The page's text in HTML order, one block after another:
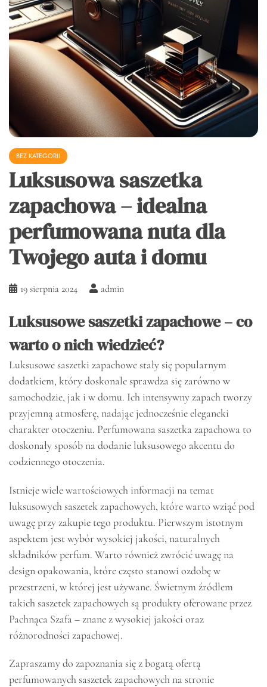
BEZ KATEGORII
Luksusowa saszetka
zapachowa – idealna
perfumowana nuta dla
Twojego auta i domu
19 sierpnia 2024 admin
Luksusowe saszetki zapachowe – co
warto o nich wiedzieć?
Luksusowe saszetki zapachowe stały się popularnym
dodatkiem, który doskonale sprawdza się zarówno w
samochodzie, jak i w domu. Ich intensywny zapach tworzy
przyjemną atmosferę, nadając jednocześnie elegancki
charakter otoczeniu. Perfumowana saszetka zapachowa to
doskonały sposób na dodanie luksusowego akcentu do
codziennego otoczenia.
Istnieje wiele wartościowych informacji na temat
luksusowych saszetek zapachowych, które warto wziąć pod
uwagę przy zakupie tego produktu. Pierwszym istotnym
aspektem jest wybór wysokiej jakości, naturalnych
składników perfum. Warto również zwrócić uwagę na
design opakowania, które często stanowi ozdobę w
przestrzeni, w której jest używane. Świetnym źródłem
takich saszetek zapachowych są produkty oferowane przez
Pachnąca Szafa – znane z wysokiej jakości oraz
różnorodności zapachowej.
Zapraszamy do zapoznania się z bogatą ofertą
perfumowanych saszetek zapachowych na stronie